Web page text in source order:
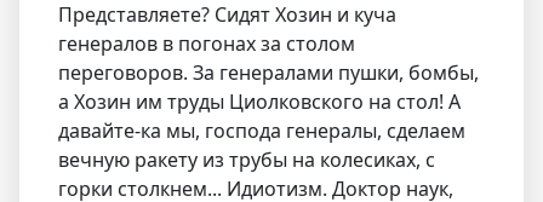
Представляете? Сидят Хозин и куча
генералов в погонах за столом
переговоров. За генералами пушки, бомбы,
а Хозин им труды Циолковского на стол! А
давайте-ка мы, господа генералы, сделаем
вечную ракету из трубы на колесиках, с
горки столкнем... Идиотизм. Доктор наук,